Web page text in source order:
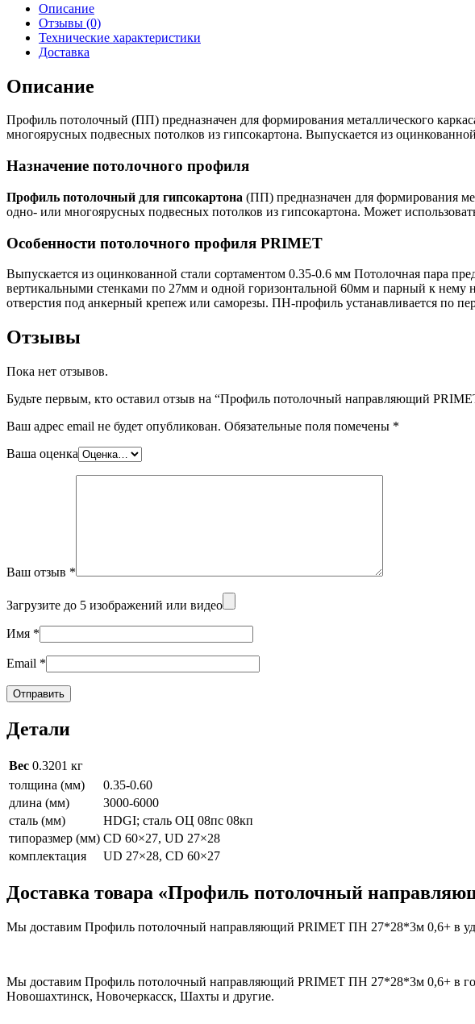
Описание
Отзывы (0)
Технические характеристики
Доставка
Описание
Профиль потолочный (ПП) предназначен для формирования металлического
многоярусных подвесных потолков из гипсокартона. Выпускается из
Назначение потолочного профиля
Профиль потолочный для гипсокартона (ПП) предназначен для формирования
одно- или многоярусных подвесных потолков из гипсокартона. Может
Особенности потолочного профиля PRIMET
Выпускается из оцинкованной стали сортаментом 0.35-0.6 мм Потолочная пара
вертикальными стенками по 27мм и одной горизонтальной 60мм и парный к
отверстия под анкерный крепеж или саморезы. ПН-профиль устанавливается по
Отзывы
Пока нет отзывов.
Будьте первым, кто оставил отзыв на “Профиль потолочный направляющий
Ваш адрес email не будет опубликован. Обязательные поля помечены *
Ваша оценка
Ваш отзыв *
Загрузите до 5 изображений или видео
Имя *
Email *
Детали
Вес 0.3201 кг
толщина (мм)
0.35-0.60
длина (мм)
3000-6000
сталь (мм)
HDGI; сталь ОЦ 08пс 08кп
типоразмер (мм) CD 60×27, UD 27×28
комплектация
UD 27×28, CD 60×27
Доставка товара «Профиль потолочный
Мы доставим Профиль потолочный направляющий PRIMET ПН 27*28*3м 0,6+ в
Мы доставим Профиль потолочный направляющий PRIMET ПН 27*28*3м 0,6+ в
Новошахтинск, Новочеркасск, Шахты и другие.